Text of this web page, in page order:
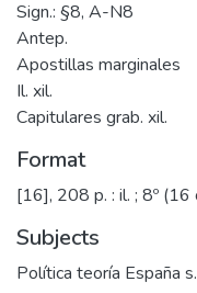
Sign.: §8, A-N8
Antep.
Apostillas marginales
Il. xil.
Capitulares grab. xil.
Format
[16], 208 p. : il. ; 8º (16
Subjects
Política teoría España